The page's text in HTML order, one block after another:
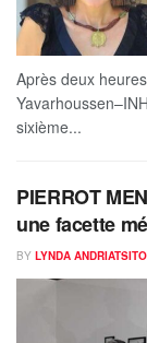
Après deux
sixième...
PIERROT
une facette
BY LYNDA